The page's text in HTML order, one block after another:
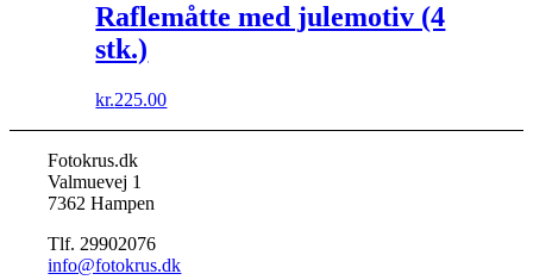
Raflemåtte med julemotiv (4
stk.)
kr.225.00
Fotokrus.dk
Valmuevej 1
7362 Hampen
Tlf. 29902076
info@fotokrus.dk